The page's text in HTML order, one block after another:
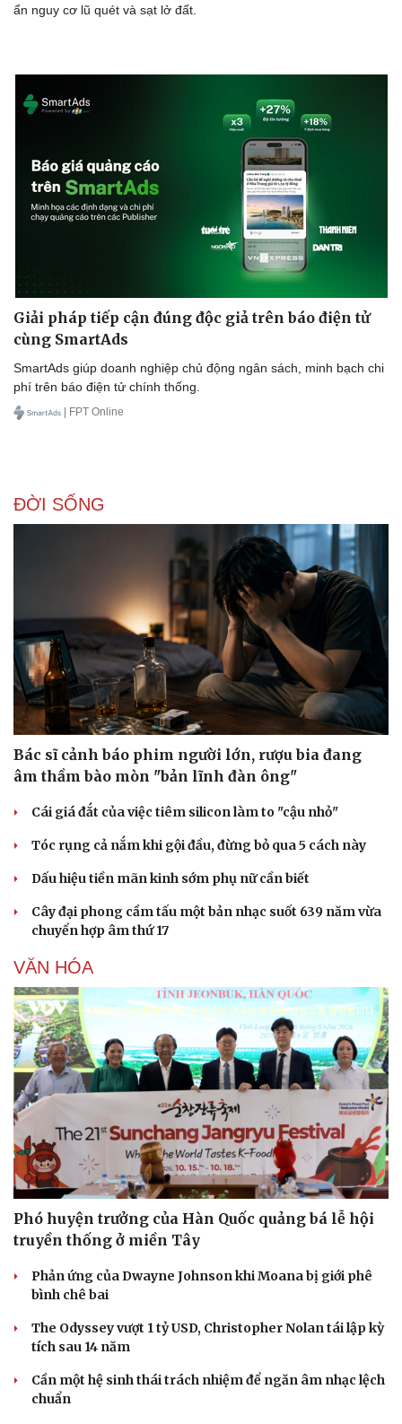
Bóng đá
Lịch thi đấu bóng đá
Hậu trường
Xe máy
Tư vấn
Thông tin doanh nghiệp
Doanh nghiệp 24h
Doanh nhân
Vì cộng đồng
Sành điệu
Trải nghiệm
Chuyển đổi số
ẩn nguy cơ lũ quét và sạt lở đất.
Giải pháp tiếp cận đúng độc giả trên báo điện tử
cùng SmartAds
SmartAds giúp doanh nghiệp chủ động ngân sách, minh bạch chi
phí trên báo điện tử chính thống.
| FPT Online
ĐỜI SỐNG
Bác sĩ cảnh báo phim người lớn, rượu bia đang
âm thầm bào mòn "bản lĩnh đàn ông"
Cái giá đắt của việc tiêm silicon làm to "cậu nhỏ"
Tóc rụng cả nắm khi gội đầu, đừng bỏ qua 5 cách này
Dấu hiệu tiền mãn kinh sớm phụ nữ cần biết
Cây đại phong cầm tấu một bản nhạc suốt 639 năm vừa
chuyển hợp âm thứ 17
VĂN HÓA
Phó huyện trưởng của Hàn Quốc quảng bá lễ hội
truyền thống ở miền Tây
Phản ứng của Dwayne Johnson khi Moana bị giới phê
bình chê bai
The Odyssey vượt 1 tỷ USD, Christopher Nolan tái lập kỳ
tích sau 14 năm
Cần một hệ sinh thái trách nhiệm để ngăn âm nhạc lệch
chuẩn